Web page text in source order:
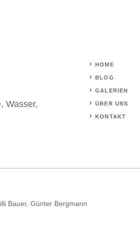
, Wasser,
HOME
BLOG
GALERIEN
ÜBER UNS
KONTAKT
Bauer, Günter Bergmann